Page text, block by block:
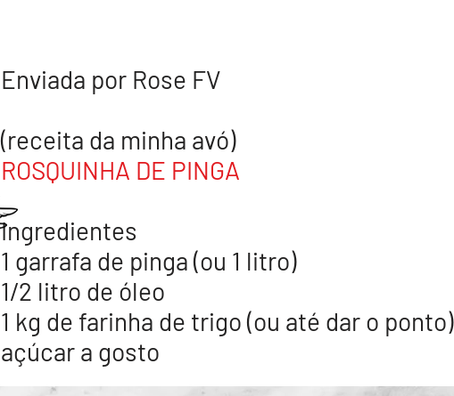
Enviada por Rose FV
(receita da minha avó)
ROSQUINHA DE PINGA
Ingredientes
1 garrafa de pinga (ou 1 litro)
1/2 litro de óleo
1 kg de farinha de trigo (ou até dar o ponto)
açúcar a gosto